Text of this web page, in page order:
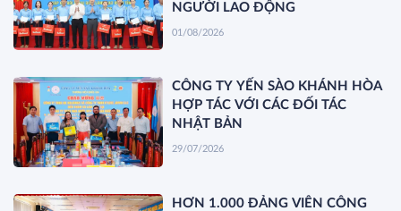
NGƯỜI LAO ĐỘNG
01/08/2026
CÔNG TY YẾN SÀO KHÁNH HÒA
HỢP TÁC VỚI CÁC ĐỐI TÁC
NHẬT BẢN
29/07/2026
HƠN 1.000 ĐẢNG VIÊN CÔNG